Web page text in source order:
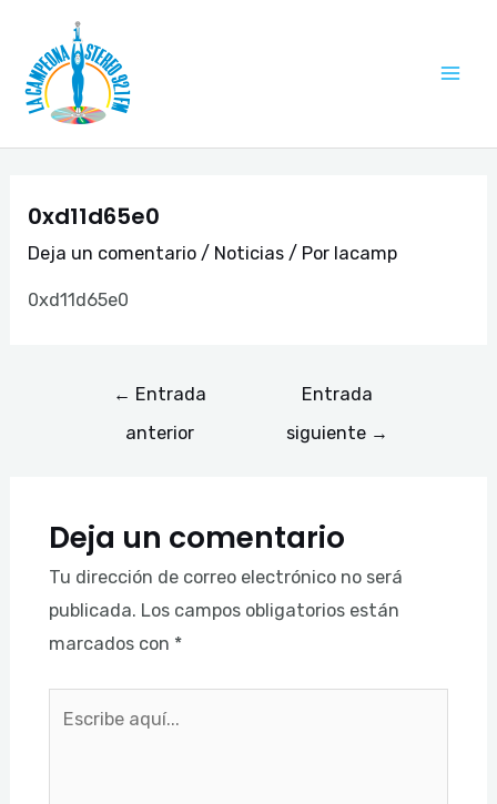
contenido
0xd11d65e0
Deja un comentario / Noticias / Por lacamp
0xd11d65e0
de
entradas
← Entrada
anterior
Entrada
siguiente →
Deja un comentario
Tu dirección de correo electrónico no será
publicada. Los campos obligatorios están
marcados con *